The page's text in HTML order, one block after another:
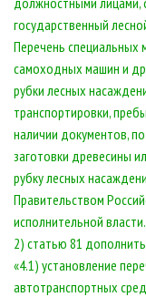
государственный
Перечень специальных
самоходных машин и
рубки лесных
транспортировки,
наличии документов,
заготовки древесины
рубку лесных
Правительством
исполнительной
2) статью 81
«4.1) установление
автотранспортных